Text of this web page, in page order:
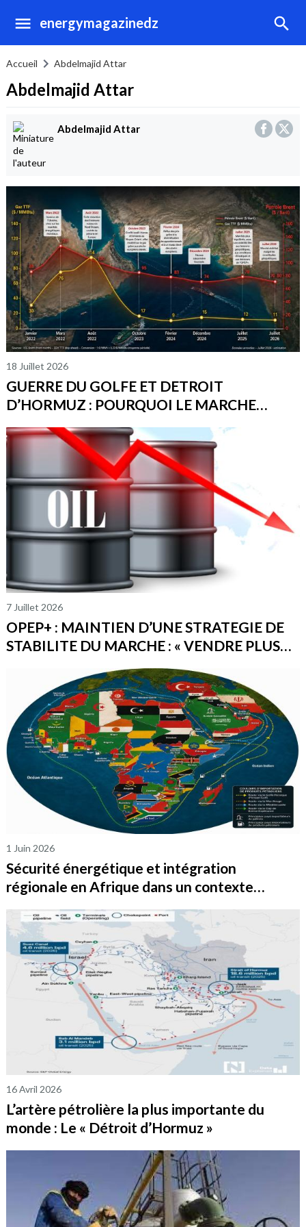
energymagazinedz
Accueil Abdelmajid Attar
Abdelmajid Attar
Abdelmajid Attar
18 Juillet 2026
GUERRE DU GOLFE ET DETROIT
D’HORMUZ : POURQUOI LE MARCHE
RAPPORT AUX CONFLITS PRECEDENTS ?
7 Juillet 2026
OPEP+ : MAINTIEN D’UNE STRATEGIE DE
STABILITE DU MARCHE : « VENDRE PLUS
1 Juin 2026
Sécurité énergétique et intégration
régionale en Afrique dans un contexte
16 Avril 2026
L’artère pétrolière la plus importante du
monde : Le « Détroit d’Hormuz »